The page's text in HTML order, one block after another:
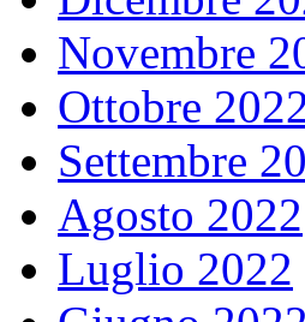
Novembre
Ottobre
Settembre
Agosto 2022
Luglio 2022